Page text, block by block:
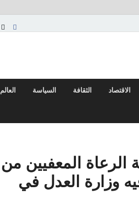
الاقتصاد الثقافة السياسة العالم
المعفيين من
وزارة العدل في